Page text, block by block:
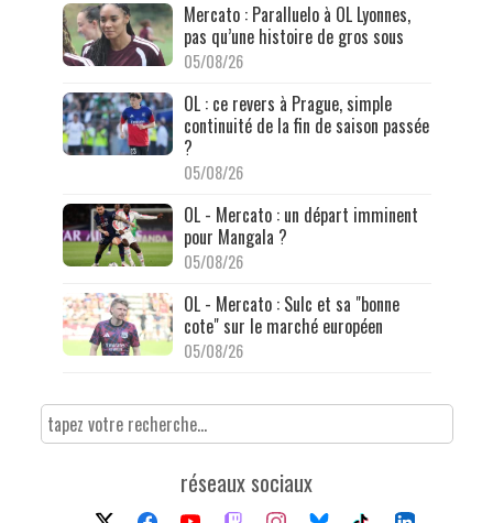
Mercato : Paralluelo à OL Lyonnes,
pas qu’une histoire de gros sous
05/08/26
OL : ce revers à Prague, simple
continuité de la fin de saison passée
?
05/08/26
OL - Mercato : un départ imminent
pour Mangala ?
05/08/26
OL - Mercato : Sulc et sa "bonne
cote" sur le marché européen
05/08/26
réseaux sociaux